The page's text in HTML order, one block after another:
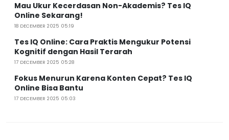
Mau Ukur Kecerdasan Non-Akademis? Tes IQ
Online Sekarang!
18 DECEMBER 2025 05:19
Tes IQ Online: Cara Praktis Mengukur Potensi
Kognitif dengan Hasil Terarah
17 DECEMBER 2025 05:28
Fokus Menurun Karena Konten Cepat? Tes IQ
Online Bisa Bantu
17 DECEMBER 2025 05:03